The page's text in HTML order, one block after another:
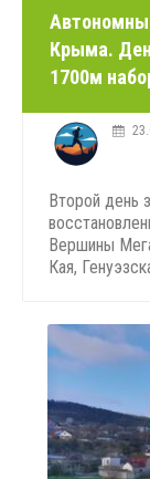
Крыма.
1700м
Второй день
Вершины
Кая,